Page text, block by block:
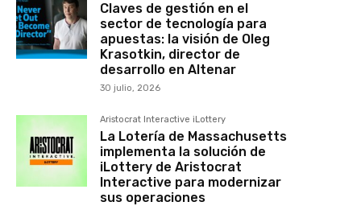
Claves de gestión en el
sector de tecnología para
apuestas: la visión de Oleg
Krasotkin, director de
desarrollo en Altenar
30 julio, 2026
Aristocrat Interactive iLottery
La Lotería de Massachusetts
implementa la solución de
iLottery de Aristocrat
Interactive para modernizar
sus operaciones